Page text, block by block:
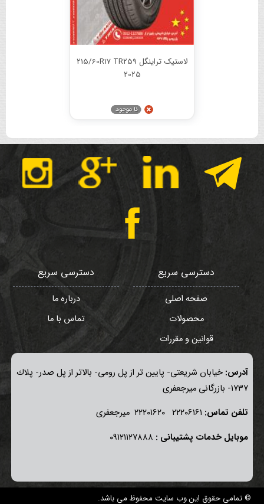
لاستیک تراینگل 215/60R17 TR259
2025
دسترسی سریع
صفحه اصلی
محصولات
قوانین و مقررات
دسترسی سریع
درباره ما
تماس با ما
آدرس: خيابان شريعتی- پايين تر از پل رومی- بالاتر از پل صدر- پلاك
١٧٣٧- بازرگانی میرجعفری
تلفن تماس:
موبايل خدمات پشتيبانی :
© تمامی حقوق این وب سایت محفوظ می باشد.